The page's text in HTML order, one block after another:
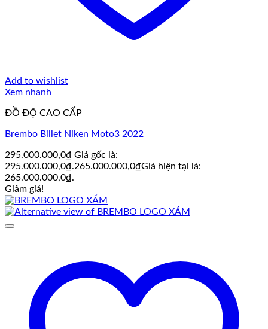
Add to wishlist
Xem nhanh
ĐỒ ĐỘ CAO CẤP
Brembo Billet Niken Moto3 2022
295.000.000,0₫ Giá gốc là:
295.000.000,0₫.265.000.000,0₫Giá hiện tại là:
265.000.000,0₫.
Giảm giá!